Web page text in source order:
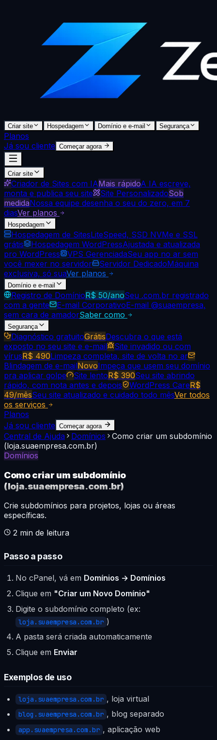
Criar site Hospedagem Domínio e e-mail Segurança
Planos
Já sou cliente Começar agora
Criar site
Criador de Sites com IAMais rápidoA IA escreve,
monta e publica seu site
Site PersonalizadoSob
medidaNossa equipe desenha o seu do zero, em 7
diasVer planos
Hospedagem
Hospedagem de SitesLiteSpeed, SSD NVMe e SSL
grátis
Hospedagem WordPressAjustada e atualizada
pro WordPress
VPS GerenciadaSeu app no ar sem
você mexer no servidor
Servidor DedicadoMáquina
exclusiva, só suaVer planos
Domínio e e-mail
Registro de DomínioR$ 50/anoSeu .com.br registrado
com a gente
E-mail CorporativoE-mail @suaempresa,
sem cara de amadorSaber como
Segurança
Diagnóstico gratuitoGrátisDescubra o que está
exposto no seu site e e-mail
Site invadido ou com
vírusR$ 490Limpeza completa, site de volta no ar
Blindagem de e-mailNovoImpeça que usem seu domínio
pra aplicar golpe
Site lentoR$ 390Seu site abrindo
rápido, com nota antes e depois
WordPress CareR$
49/mêsSeu site atualizado e cuidado todo mêsVer todos
os serviços
Planos
Já sou cliente Começar agora
Central de Ajuda Domínios
Como criar um subdomínio
(loja.suaempresa.com.br)
Domínios
Como criar um subdomínio
(loja.suaempresa.com.br)
Crie subdomínios para projetos, lojas ou áreas
específicas.
2 min de leitura
Passo a passo
No cPanel, vá em Domínios → Domínios
Clique em "Criar um Novo Domínio"
Digite o subdomínio completo (ex:
loja.suaempresa.com.br )
A pasta será criada automaticamente
Clique em Enviar
Exemplos de uso
loja.suaempresa.com.br , loja virtual
blog.suaempresa.com.br , blog separado
app.suaempresa.com.br , aplicação web